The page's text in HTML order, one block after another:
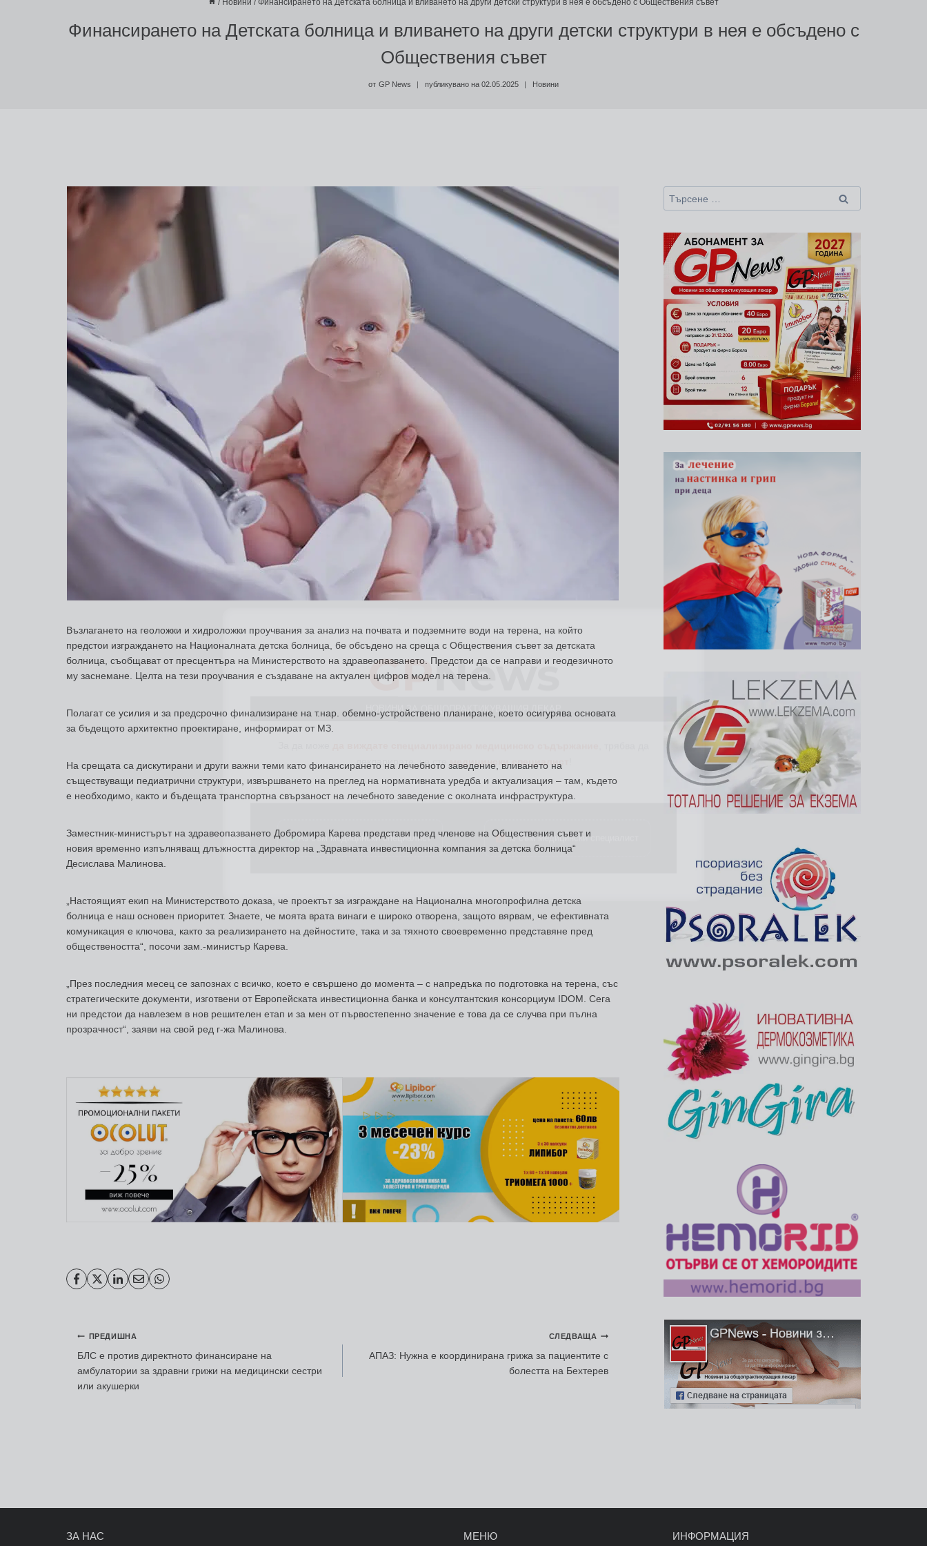
/ Новини / Финансирането на Детската болница и вливането на други детски структури в нея е обсъдено с Обществения съвет
Финансирането на Детската болница и вливането на други детски структури в нея е обсъдено с
Обществения съвет
от GP News публикувано на 02.05.2025 Новини
Възлагането на геоложки и хидроложки проучвания за анализ на почвата и подземните води на терена, на който
предстои изграждането на Националната детска болница, бе обсъдено на среща с Обществения съвет за детската
болница, съобщават от пресцентъра на Министерството на здравеопазването. Предстои да се направи и геодезичното
му заснемане. Целта на тези проучвания е създаване на актуален цифров модел на терена.
Полагат се усилия и за предсрочно финализиране на т.нар. обемно-устройствено планиране, което осигурява основата
за бъдещото архитектно проектиране, информират от МЗ.
На срещата са дискутирани и други важни теми като финансирането на лечебното заведение, вливането на
съществуващи педиатрични структури, извършването на преглед на нормативната уредба и актуализация – там, където
е необходимо, както и бъдещата транспортна свързаност на лечебното заведение с околната инфраструктура.
Заместник-министърът на здравеопазването Добромира Карева представи пред членове на Обществения съвет и
новия временно изпълняващ длъжността директор на „Здравната инвестиционна компания за детска болница“
Десислава Малинова.
„Настоящият екип на Министерството доказа, че проектът за изграждане на Национална многопрофилна детска
болница е наш основен приоритет. Знаете, че моята врата винаги е широко отворена, защото вярвам, че ефективната
комуникация е ключова, както за реализирането на дейностите, така и за тяхното своевременно представяне пред
обществеността“, посочи зам.-министър Карева.
„През последния месец се запознах с всичко, което е свършено до момента – с напредъка по подготовка на терена, със
стратегическите документи, изготвени от Европейската инвестиционна банка и консултантския консорциум IDOM. Сега
ни предстои да навлезем в нов решителен етап и за мен от първостепенно значение е това да се случва при пълна
прозрачност“, заяви на свой ред г-жа Малинова.
Навигация
ПРЕДИШНА
БЛС е против директното финансиране на
амбулатории за здравни грижи на медицински сестри
или акушерки
СЛЕДВАЩА
АПАЗ: Нужна е координирана грижа за пациентите с
болестта на Бехтерев
Търсене
за:
ЗА НАС МЕНЮ ИНФОРМАЦИЯ
GPNews
НОВИНИ ЗА ОБЩОПРАКТИКУВАЩИЯ ЛЕКАР
За да можеда виждате специализирано медицинско съдържание, трябва да
Аз съм медицински специалист Не съм медицински специалист